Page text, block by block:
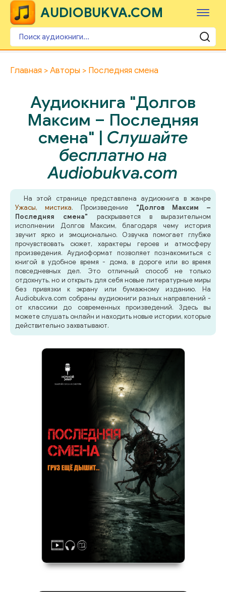
AUDIOBUKVA.COM
Главная Авторы Последняя смена
Аудиокнига "Долгов
Максим – Последняя
смена" | Слушайте
бесплатно на
Audiobukva.com
На этой странице представлена аудиокнига в жанре
Ужасы, мистика. Произведение "Долгов Максим –
Последняя смена" раскрывается в выразительном
исполнении Долгов Максим, благодаря чему история
звучит ярко и эмоционально. Озвучка помогает глубже
прочувствовать сюжет, характеры героев и атмосферу
произведения. Аудиоформат позволяет познакомиться с
книгой в удобное время - дома, в дороге или во время
повседневных дел. Это отличный способ не только
отдохнуть, но и открыть для себя новые литературные миры
без привязки к экрану или бумажному изданию. На
Audiobukva.com собраны аудиокниги разных направлений -
от классики до современных произведений. Здесь вы
можете слушать онлайн и находить новые истории, которые
действительно захватывают.